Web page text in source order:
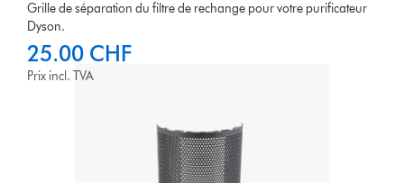
Grille de séparation du filtre de rechange pour votre purificateur
Dyson.
25.00 CHF
Prix incl. TVA